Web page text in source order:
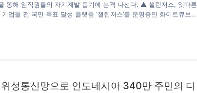
통해 임직원들의 자기계발 돕기에 본격 나선다. ▲ 챌린저스, 잇따른
업들 전 국민 목표 달성 플랫폼 ‘챌린저스’를 운영중인 화이트큐브
저스와 제휴를 맺었다. 언제 어디서든 비대면으로 미션을 인증할 수
하기, △경제기사 읽기, △재테크 영상보기, △금융관련 자격증 공부
성통신망으로 인도네시아 340만 주민의 디